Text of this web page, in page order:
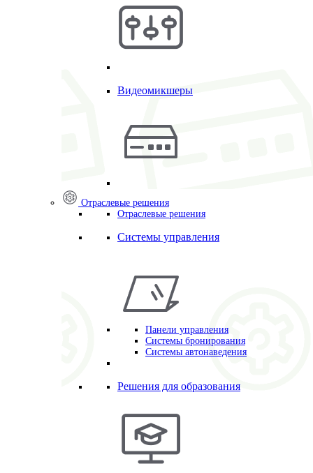
Видеомикшеры
Отраслевые решения
Отраслевые решения
Системы управления
Панели управления
Системы бронирования
Системы автонаведения
Решения для образования